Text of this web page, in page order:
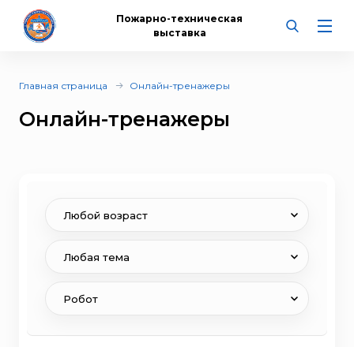
Пожарно-техническая
выставка
Главная страница Онлайн-тренажеры
Онлайн-тренажеры
Любой возраст
Любая тема
Робот